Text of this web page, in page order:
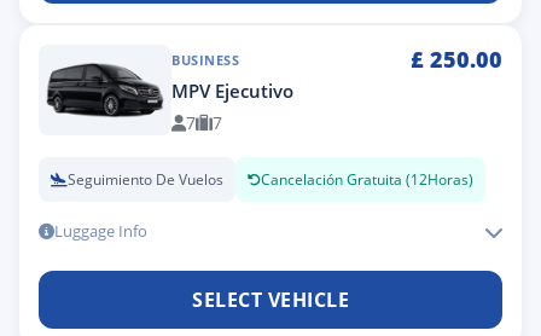
BUSINESS £ 250.00
MPV Ejecutivo
7 7
Seguimiento De Vuelos Cancelación Gratuita (12Horas)
Luggage Info
SELECT VEHICLE